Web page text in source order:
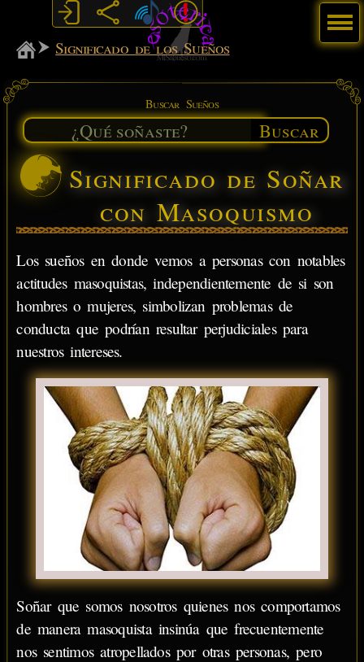
MiSabueso
Significado de los Sueños
Buscar Sueños
Buscar
Significado de Soñar
con Masoquismo
Los sueños en donde vemos a personas con notables
actitudes masoquistas, independientemente de si son
hombres o mujeres, simbolizan problemas de
conducta que podrían resultar perjudiciales para
nuestros intereses.
Soñar que somos nosotros quienes nos comportamos
de manera masoquista insinúa que frecuentemente
nos sentimos atropellados por otras personas, pero
Menú